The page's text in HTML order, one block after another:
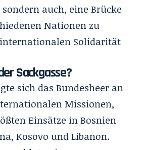
auch, eine Brücke
Nationen zu
Solidarität
Sackgasse?
sich das Bundesheer an
Missionen,
Einsätze in Bosnien
Kosovo und Libanon.